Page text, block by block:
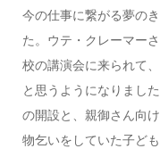
今の仕事に繋がる夢の
た。ウテ・クレーマー
校の講演会に来られて
と思うようになりまし
の開設と、親御さん向
物乞いをしていた子ど